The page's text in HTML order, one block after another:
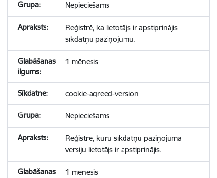
Nepieciešams
Reģistrē, ka lietotājs ir apstiprinājis
sīkdatņu paziņojumu.
1 mēnesis
cookie-agreed-version
Nepieciešams
Reģistrē, kuru sīkdatņu paziņojuma
versiju lietotājs ir apstiprinājis.
1 mēnesis